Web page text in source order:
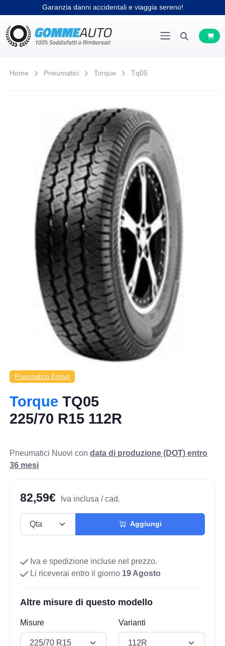
Garanzia danni accidentali e viaggia sereno!
Home Pneumatici Torque Tq05
Pneumatico Estivo
Torque TQ05
225/70 R15 112R
Pneumatici Nuovi condata di produzione (DOT) entro
36 mesi
82,59€ Iva inclusa / cad.
Aggiungi
Iva e spedizione incluse nel prezzo.
Li riceverai entro il giorno 19 Agosto
Altre misure di questo modello
Misure Varianti